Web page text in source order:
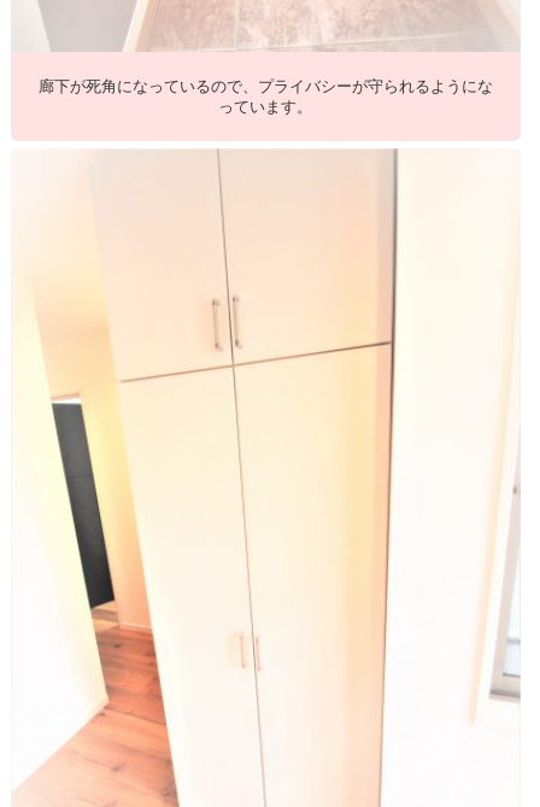
廊下が死角になっているので、プライバシーが守られるようにな
っています。